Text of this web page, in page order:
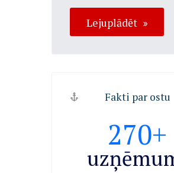
Lejuplādēt
Fakti par ostu
270+